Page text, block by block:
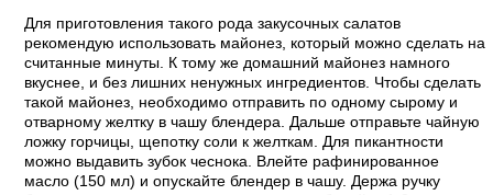
Для приготовления такого рода закусочных салатов
рекомендую использовать майонез, который можно сделать на
считанные минуты. К тому же домашний майонез намного
вкуснее, и без лишних ненужных ингредиентов. Чтобы сделать
такой майонез, необходимо отправить по одному сырому и
отварному желтку в чашу блендера. Дальше отправьте чайную
ложку горчицы, щепотку соли к желткам. Для пикантности
можно выдавить зубок чеснока. Влейте рафинированное
масло (150 мл) и опускайте блендер в чашу. Держа ручку